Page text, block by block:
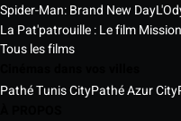
Spider-Man: Brand New Day
La Pat'patrouille : Le film
Tous les films
Pathé Tunis CityPathé Azur City